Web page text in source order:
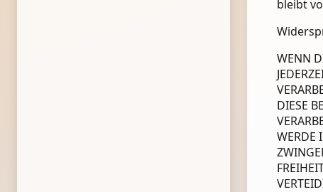
bleibt
WENN
DIESE
WERDE